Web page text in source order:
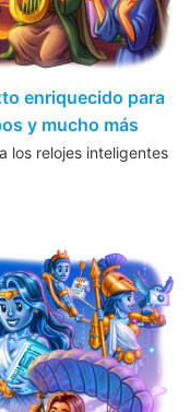
enriquecido para
y mucho más
los relojes inteligentes